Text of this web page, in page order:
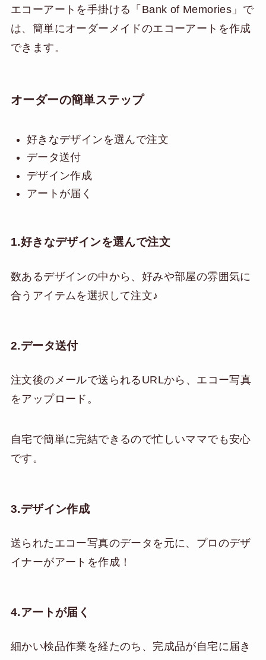
エコーアートを手掛ける「Bank of Memories」で
は、簡単にオーダーメイドのエコーアートを作成
できます。
オーダーの簡単ステップ
好きなデザインを選んで注文
データ送付
デザイン作成
アートが届く
1.好きなデザインを選んで注文
数あるデザインの中から、好みや部屋の雰囲気に
合うアイテムを選択して注文♪
2.データ送付
注文後のメールで送られるURLから、エコー写真
をアップロード。
自宅で簡単に完結できるので忙しいママでも安心
です。
3.デザイン作成
送られたエコー写真のデータを元に、プロのデザ
イナーがアートを作成！
4.アートが届く
細かい検品作業を経たのち、完成品が自宅に届き